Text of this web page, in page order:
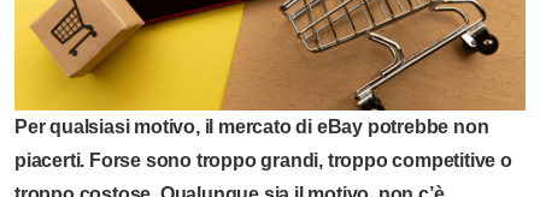
Per qualsiasi motivo, il mercato di eBay potrebbe non
piacerti. Forse sono troppo grandi, troppo competitive o